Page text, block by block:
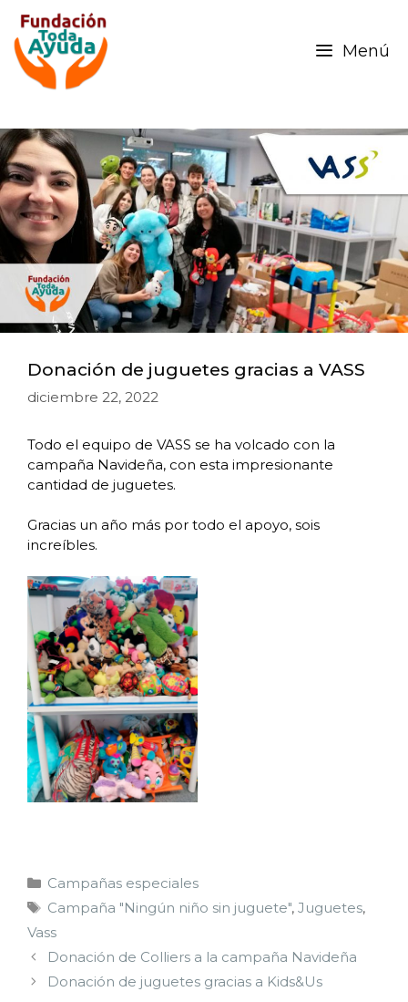
Menú
Donación de juguetes gracias a VASS
diciembre 22, 2022
Todo el equipo de VASS se ha volcado con la
campaña Navideña, con esta impresionante
cantidad de juguetes.
Gracias un año más por todo el apoyo, sois
increíbles.
Campañas especiales
Campaña "Ningún niño sin juguete", Juguetes,
Vass
Donación de Colliers a la campaña Navideña
Donación de juguetes gracias a Kids&Us